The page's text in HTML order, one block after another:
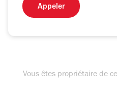
Appeler
Vous êtes propriétaire de